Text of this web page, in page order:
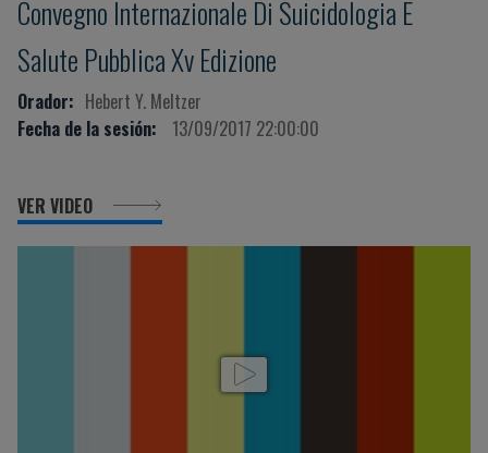
Convegno Internazionale Di Suicidologia E
Salute Pubblica Xv Edizione
Orador: Hebert Y. Meltzer
Fecha de la sesión:
13/09/2017 22:00:00
VER VIDEO